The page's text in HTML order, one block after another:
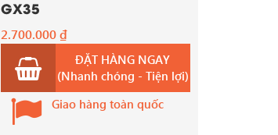
GX35
2.700.000₫
ĐẶT HÀNG NGAY
(Nhanh chóng - Tiện lợi)
Giao hàng toàn quốc